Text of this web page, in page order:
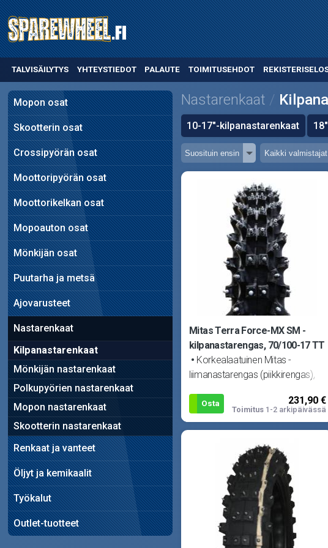
TALVISÄILYTYS YHTEYSTIEDOT PALAUTE TOIMITUSEHDOT
Mopon osat
Skootterin osat
Crossipyörän osat
Moottoripyörän osat
Moottorikelkan osat
Mopoauton osat
Mönkijän osat
Puutarha ja metsä
Ajovarusteet
Nastarenkaat
Kilpanastarenkaat
Mönkijän nastarenkaat
Polkupyörien nastarenkaat
Mopon nastarenkaat
Skootterin nastarenkaat
Renkaat ja vanteet
Öljyt ja kemikaalit
Työkalut
Outlet-tuotteet
Nastarenkaat
10-17"-kilpanastarenkaat
Mitas Terra Force-MX SM -
kilpanastarengas, 70/100-17 TT
Korkealaatuinen Mitas -
liimanastarengas (piikkirengas),
Renkaassa 220kpl nastoja. TT =
Osta 231,90 €
Toimitus 1-2 arkipäivässä